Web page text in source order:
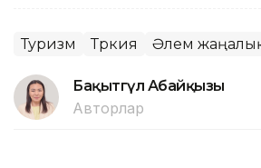
Туризм Түркия Әлем
Бақытгүл Абайқызы
Авторлар